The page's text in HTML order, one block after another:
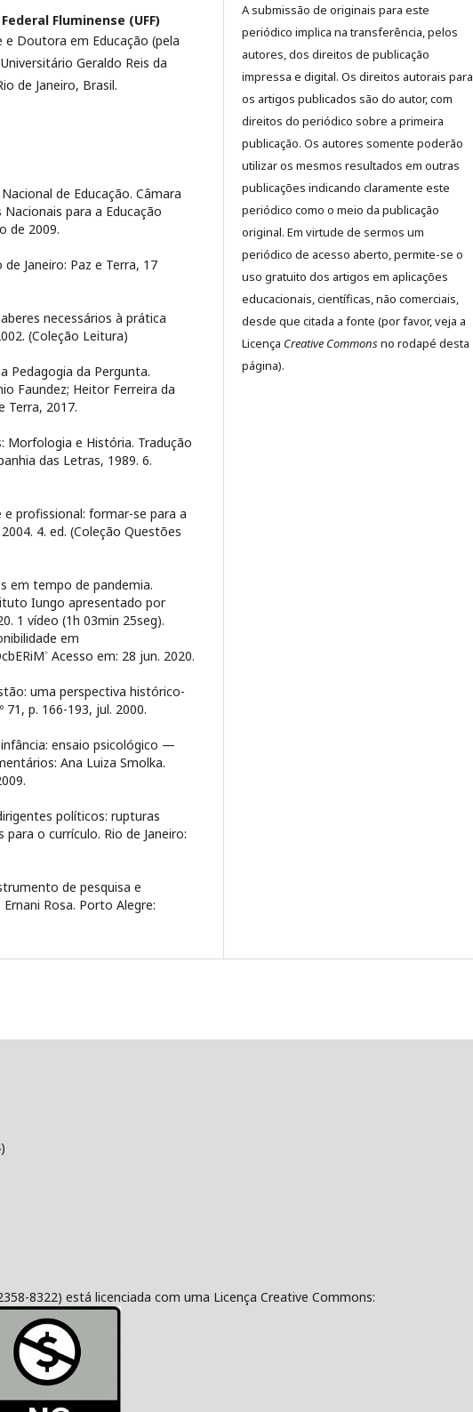
Fluminense (UFF)
e Doutora em Educação (pela
Geraldo Reis da
de Janeiro, Brasil.
de Educação. Câmara
para a Educação
de 2009.
Janeiro: Paz e Terra, 17
necessários à prática
(Coleção Leitura)
Pedagogia da Pergunta.
Faundez; Heitor Ferreira da
Terra, 2017.
Morfologia e História. Tradução
das Letras, 1989. 6.
profissional: formar-se para a
4. ed. (Coleção Questões
em tempo de pandemia.
Iungo apresentado por
1 vídeo (1h 03min 25seg).
em
Acesso em: 28 jun. 2020.
uma perspectiva histórico-
71, p. 166-193, jul. 2000.
ensaio psicológico —
Ana Luiza Smolka.
políticos: rupturas
o currículo. Rio de Janeiro:
de pesquisa e
Rosa. Porto Alegre:
A submissão de originais para este
periódico implica na transferência, pelos
autores, dos direitos de publicação
impressa e digital. Os direitos autorais para
os artigos publicados são do autor, com
direitos do periódico sobre a primeira
publicação. Os autores somente poderão
utilizar os mesmos resultados em outras
publicações indicando claramente este
periódico como o meio da publicação
original. Em virtude de sermos um
periódico de acesso aberto, permite-se o
uso gratuito dos artigos em aplicações
educacionais, científicas, não comerciais,
desde que citada a fonte (por favor, veja a
Licença Creative Commonsno rodapé desta
página).
8322) está licenciada com uma Licença Creative Commons: